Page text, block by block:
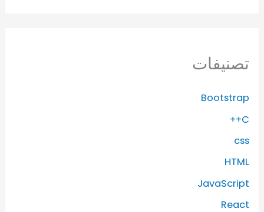
تصنيفات
Bootstrap
C++
css
HTML
JavaScript
React